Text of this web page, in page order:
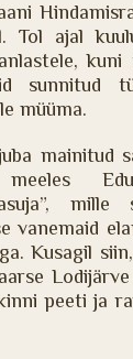
Tol ajal
sunnitud
müüma.
mainitud
mille
vanemaid
Kusagil
peeti ja